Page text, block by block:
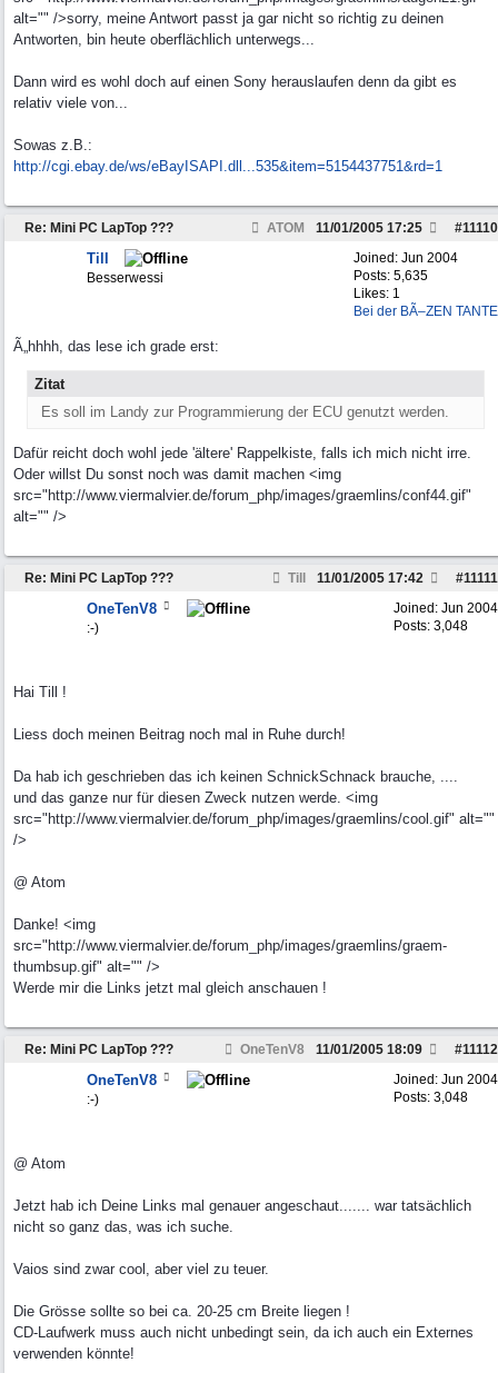
alt="" />sorry, meine Antwort passt ja gar nicht so richtig zu deinen
Antworten, bin heute oberflächlich unterwegs...
Dann wird es wohl doch auf einen Sony herauslaufen denn da gibt es
relativ viele von...
Sowas z.B.:
http://cgi.ebay.de/ws/eBayISAPI.dll...535&item=5154437751&rd=1
Re: Mini PC LapTop ??? ATOM #11110
11/01/2005 17:25
Joined: Jun 2004
Posts: 5,635
Likes: 1
Bei der BÃ–ZEN TANTE
Till
Besserwessi
Ã„hhhh, das lese ich grade erst:
Zitat
Es soll im Landy zur Programmierung der ECU genutzt werden.
Dafür reicht doch wohl jede 'ältere' Rappelkiste, falls ich mich nicht irre.
Oder willst Du sonst noch was damit machen <img
src="http://www.viermalvier.de/forum_php/images/graemlins/conf44.gif"
alt="" />
Re: Mini PC LapTop ??? Till #11111
11/01/2005 17:42
Joined: Jun 2004
Posts: 3,048
OneTenV8
:-)
Hai Till !
Liess doch meinen Beitrag noch mal in Ruhe durch!
Da hab ich geschrieben das ich keinen SchnickSchnack brauche, ....
und das ganze nur für diesen Zweck nutzen werde. <img
src="http://www.viermalvier.de/forum_php/images/graemlins/cool.gif" alt=""
/>
@ Atom
Danke! <img
src="http://www.viermalvier.de/forum_php/images/graemlins/graem-
thumbsup.gif" alt="" />
Werde mir die Links jetzt mal gleich anschauen !
Re: Mini PC LapTop ??? OneTenV8 #11112
11/01/2005 18:09
Joined: Jun 2004
Posts: 3,048
OneTenV8
:-)
@ Atom
Jetzt hab ich Deine Links mal genauer angeschaut....... war tatsächlich
nicht so ganz das, was ich suche.
Vaios sind zwar cool, aber viel zu teuer.
Die Grösse sollte so bei ca. 20-25 cm Breite liegen !
CD-Laufwerk muss auch nicht unbedingt sein, da ich auch ein Externes
verwenden könnte!